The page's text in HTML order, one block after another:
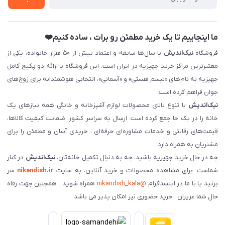
ما اینجاییم تا یک خرید مطمئن رو برات ، ساده کنیم❤️
فروشگاهنیک‌اندیش
با سال‌ها سابقه و اعتماد بیش از ۵۰ هزار خانواده، یکی از
معتبرترین مراکز خرید جهیزیه در ایران است. این فروشگاه با ارائه دو پکیج کامل
جهیزیه به نام‌های «تبسم هستی» و «آسمانی»، انتخابی هوشمندانه برای زوج‌های
جوان فراهم کرده است.
نیک‌اندیش با تنوع بالای محصولات لوازم آشپزخانه و خانگی همه نیازهای یک
خانه را در یک جا جمع کرده است. ارسال به سراسر کشور، ضمانت کیفیت کالاها،
قیمت‌های رقابتی و خدمات مشاوره‌ای حرفه‌ای ، خریدی آسان و مطمئن را برای
مشتریان به همراه دارد.
چه در حال خرید جهیزیه باشید، چه به دنبال تکمیل خانه‌تان،نیک‌اندیش در کنار
شماست. برای مشاهده محصولات و خرید آنلاین، به سایت nikandish.ir سر
بزنید یا با ما در اینستاگرام @nikandish_kala
همراه شوید . همچنین جهت رفاه
حال شما عزیزان ، خرید حضوری نیز امکان پذیر می باشد.